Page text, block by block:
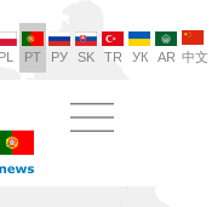
PL PT РУ SK TR УК AR 中文